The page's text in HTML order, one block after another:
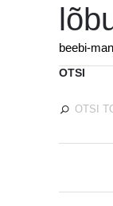
beebi-
OTSI